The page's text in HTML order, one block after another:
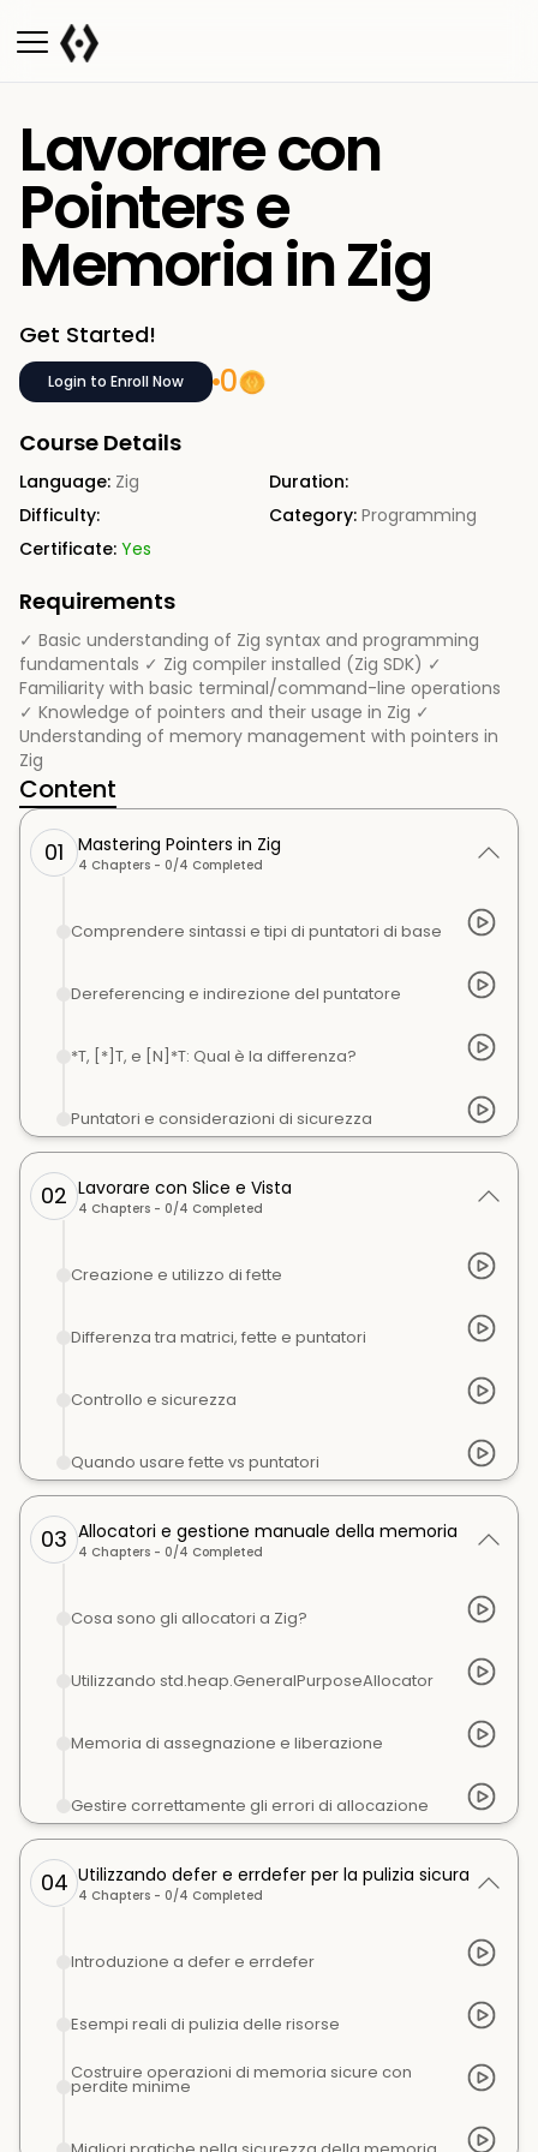
Lavorare con
Pointers e
Memoria in Zig
Get Started!
Login to Enroll Now 0
Course Details
Language: Zig
Duration:
Difficulty:
Category: Programming
Certificate: Yes
Requirements
✓ Basic understanding of Zig syntax and programming
fundamentals ✓ Zig compiler installed (Zig SDK) ✓
Familiarity with basic terminal/command-line operations
✓ Knowledge of pointers and their usage in Zig ✓
Understanding of memory management with pointers in
Zig
Content
01 Mastering Pointers in Zig
4 Chapters - 0/4 Completed
Comprendere sintassi e tipi di puntatori di base
Dereferencing e indirezione del puntatore
*T, [*]T, e [N]*T: Qual è la differenza?
Puntatori e considerazioni di sicurezza
02 Lavorare con Slice e Vista
4 Chapters - 0/4 Completed
Creazione e utilizzo di fette
Differenza tra matrici, fette e puntatori
Controllo e sicurezza
Quando usare fette vs puntatori
03 Allocatori e gestione manuale della memoria
4 Chapters - 0/4 Completed
Cosa sono gli allocatori a Zig?
Utilizzando std.heap.GeneralPurposeAllocator
Memoria di assegnazione e liberazione
Gestire correttamente gli errori di allocazione
04 Utilizzando defer e errdefer per la pulizia sicura
4 Chapters - 0/4 Completed
Introduzione a defer e errdefer
Esempi reali di pulizia delle risorse
Costruire operazioni di memoria sicure con
perdite minime